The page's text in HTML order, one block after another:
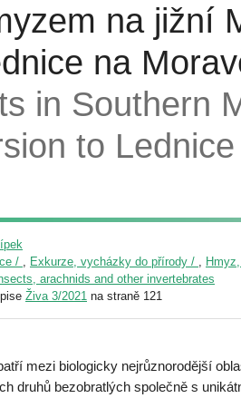
na jižní
na
in Southern
to
/ , Exkurze, vycházky do přírody / ,
arachnids and other invertebrates
Živa 3/2021 na straně 121
mezi biologicky nejrůznorodější
druhů bezobratlých společně s